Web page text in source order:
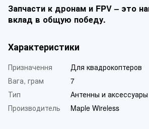
Запчасти к дронам и FPV – это
вклад в общую победу.
Характеристики
Призначення
Для квадрокоптеров
Вага, грам
7
Тип
Антенны и аксессуары
Производитель
Maple Wireless